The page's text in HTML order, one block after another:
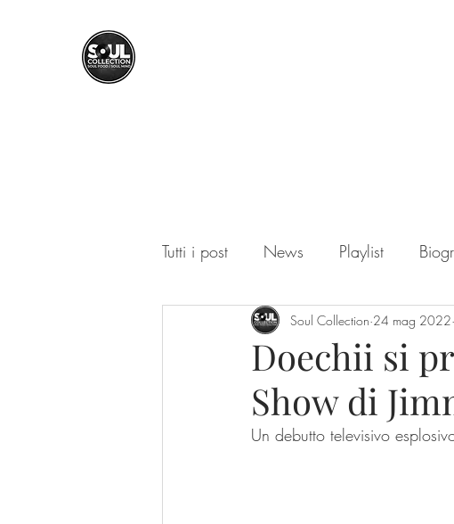
Tutti i post News Playlist
Doechii si
Show di
Soul Collection 24 mag 2022
Un debutto televisivo